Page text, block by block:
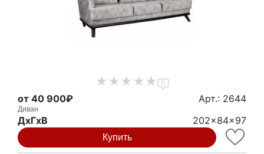
0
от 40 900₽ Арт.: 2644
Диван
ДxГxВ 202x84x97
Купить